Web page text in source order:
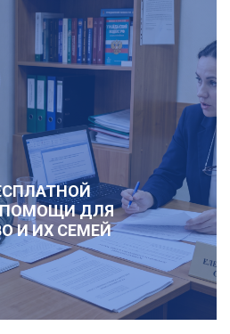
ДЛЯ
И ИХ СЕМЕЙ